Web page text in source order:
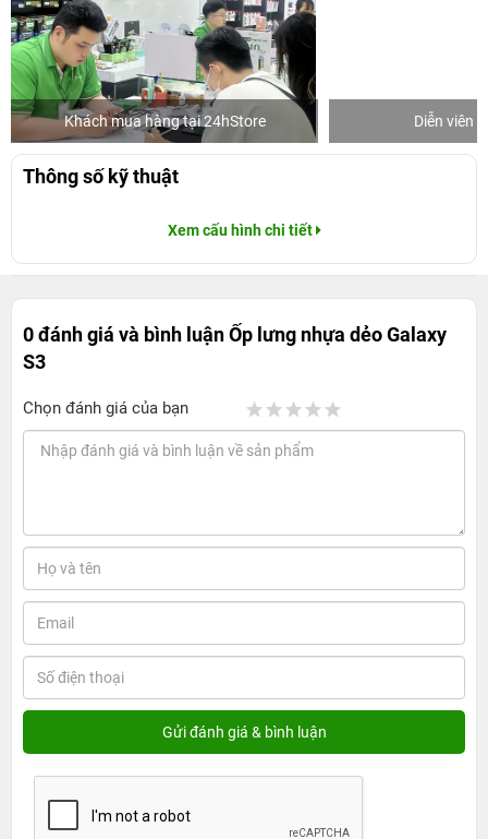
Khách mua hàng tại 24hStore Diễn viên
Thông số kỹ thuật
Xem cấu hình chi tiết
0 đánh giá và bình luậnỐp lưng nhựa dẻo Galaxy
S3
Chọn đánh giá của bạn